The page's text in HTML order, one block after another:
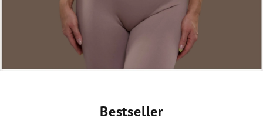
Bestseller